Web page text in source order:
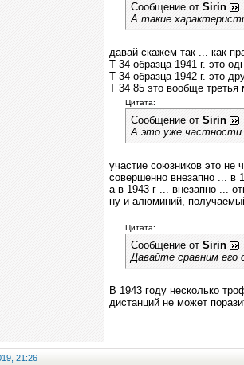
Сообщение от Sirin
А такие
давай скажем так ... как
Т 34 образца 1941 г. это
Т 34 образца 1942 г. это
Т 34 85 это вообще третья
Цитата:
Сообщение от Sirin
А это уже частности.
участие союзников это не
совершенно внезапно ... в
а в 1943 г ... внезапно ...
ну и алюминий,
Цитата:
Сообщение от Sirin
Давайте сравним его
В 1943 году несколько
дистанций не может
21:26